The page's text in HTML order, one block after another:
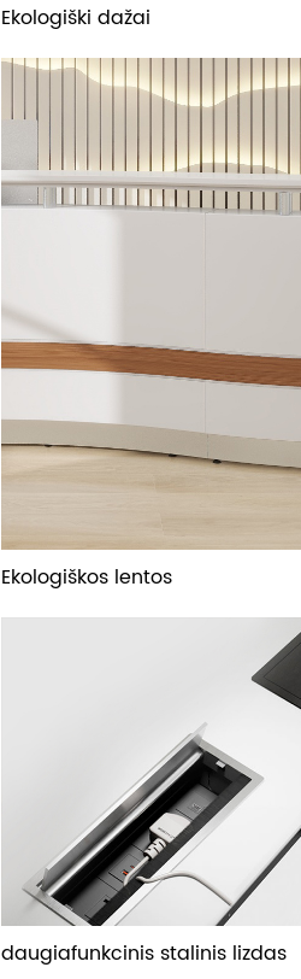
Ekologiški dažai
Ekologiškos lentos
daugiafunkcinis stalinis lizdas